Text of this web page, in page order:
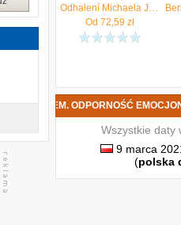
Odhalení Michaela Jacksona
Od 72,59 zł
EMOCJONALNA I
Wszystkie daty
9 marca
(polska